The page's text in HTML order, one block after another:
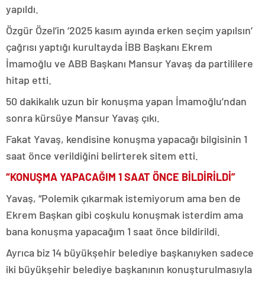
yapıldı.
Özgür Özel’in ‘2025 kasım ayında erken seçim yapılsın’
çağrısı yaptığı kurultayda İBB Başkanı Ekrem
İmamoğlu ve ABB Başkanı Mansur Yavaş da partililere
hitap etti.
50 dakikalık uzun bir konuşma yapan İmamoğlu’ndan
sonra kürsüye Mansur Yavaş çıkı.
Fakat Yavaş, kendisine konuşma yapacağı bilgisinin 1
saat önce verildiğini belirterek sitem etti.
“KONUŞMA YAPACAĞIM 1 SAAT ÖNCE BİLDİRİLDİ”
Yavaş, “Polemik çıkarmak istemiyorum ama ben de
Ekrem Başkan gibi coşkulu konuşmak isterdim ama
bana konuşma yapacağım 1 saat önce bildirildi.
Ayrıca biz 14 büyükşehir belediye başkanıyken sadece
iki büyükşehir belediye başkanının konuşturulmasıyla